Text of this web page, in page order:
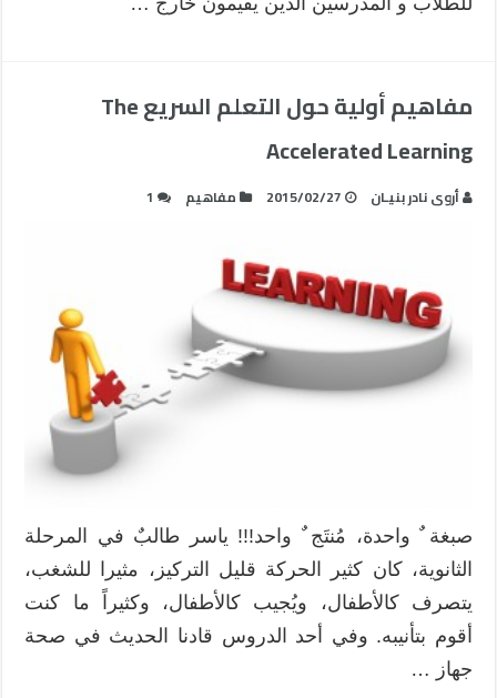
مفاهيم أولية حول التعلم السريع The
Accelerated Learning
أروى نادر بنيـان 2015/02/27 مفاهيم 1
صبغة ٌ واحدة، مُنتَج ٌ واحد!!! ياسر طالبٌ في المرحلة
الثانوية، كان كثير الحركة قليل التركيز، مثيرا للشغب،
يتصرف كالأطفال، ويُجيب كالأطفال، وكثيراً ما كنت
أقوم بتأنيبه. وفي أحد الدروس قادنا الحديث في صحة
جهاز …